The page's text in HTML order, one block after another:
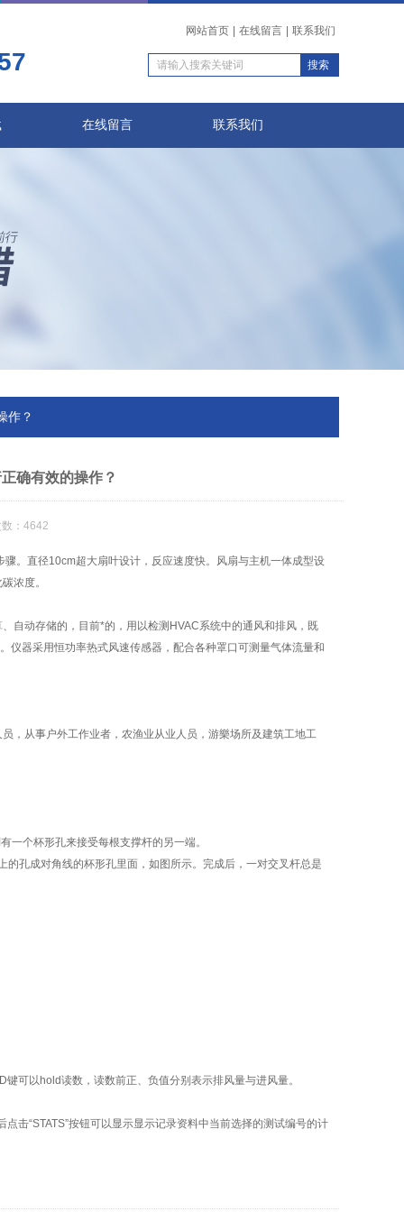
网站首页 在线留言 联系我们
在线留言 联系我们
作？
确有效的操作？
：4642
。直径10cm超大扇叶设计，反应速度快。风扇与主机一体成型设
浓度。
动存储的，目前*的，用以检测HVAC系统中的通风和排风，既
仪器采用恒功率热式风速传感器，配合各种罩口可测量气体流量和
从事户外工作业者，农渔业从业人员，游樂场所及建筑工地工
个杯形孔来接受每根支撑杆的另一端。
孔成对角线的杯形孔里面，如图所示。完成后，一对交叉杆总是
以hold读数，读数前正、负值分别表示排风量与进风量。
“STATS”按钮可以显示显示记录资料中当前选择的测试编号的计